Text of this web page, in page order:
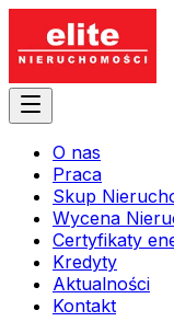
O nas
Praca
Skup
Wycena
Certyfikaty
Kredyty
Aktualności
Kontakt